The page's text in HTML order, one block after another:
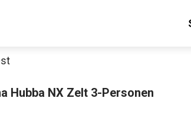
Hubba NX Zelt 3-
Decathlon Sale